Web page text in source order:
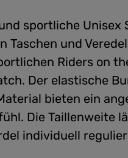
sportliche Unisex
Taschen und
Riders on
Der elastische
bieten ein
Die Taillenweite
individuell